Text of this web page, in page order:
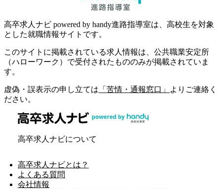
高卒求人ナビ powered by handy進路指導室は、高校生を対象
とした就職情報サイトです。
このサイトに掲載されている求人情報は、公共職業安定所
（ハローワーク）で受付されたもののみが掲載されていま
す。
虚偽・誤表示の申し立ては 「苦情・通報窓口」
よりご連絡く
ださい。
高卒求人ナビについて
高卒求人ナビとは？
よくある質問
会社情報